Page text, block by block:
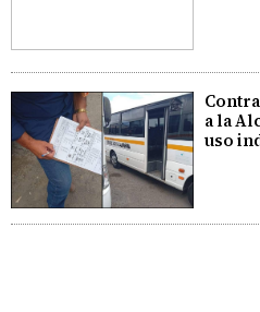
a la
uso